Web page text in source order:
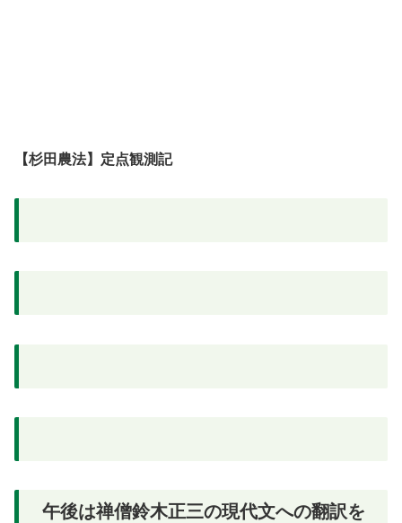
【杉田農法】定点観測記
午後は禅僧鈴木正三の現代文への翻訳を